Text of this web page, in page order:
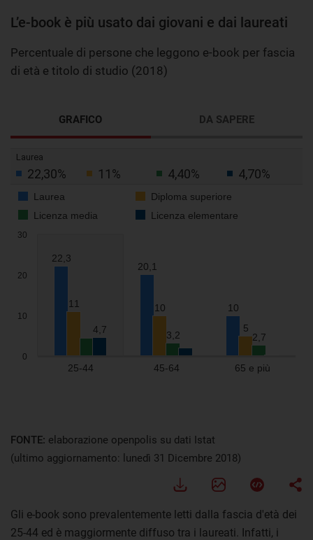
L’e-book è più usato dai giovani e dai laureati
Percentuale di persone che leggono e-book per fascia
di età e titolo di studio (2018)
GRAFICO DA SAPERE
FONTE: elaborazione openpolis su dati Istat
(ultimo aggiornamento: lunedì 31 Dicembre 2018)
Gli e-book sono prevalentemente letti dalla fascia d'età dei
25-44 ed è maggiormente diffuso tra i laureati. Infatti, i